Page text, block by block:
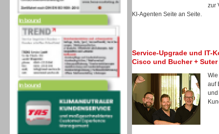
Inbound
Inbound
zur
KI-Agenten Seite an Seite.
Service-Upgrade und IT-
Cisco und Bucher + Suter
auf
und